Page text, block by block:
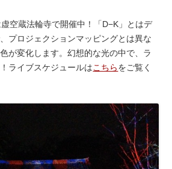
空蔵法輪寺で開催中！「D−K」とはデ
プロジェクションマッピングとは異な
が変化します。幻想的な光の中で、ラ
ライブスケジュールはこちらをご覧く